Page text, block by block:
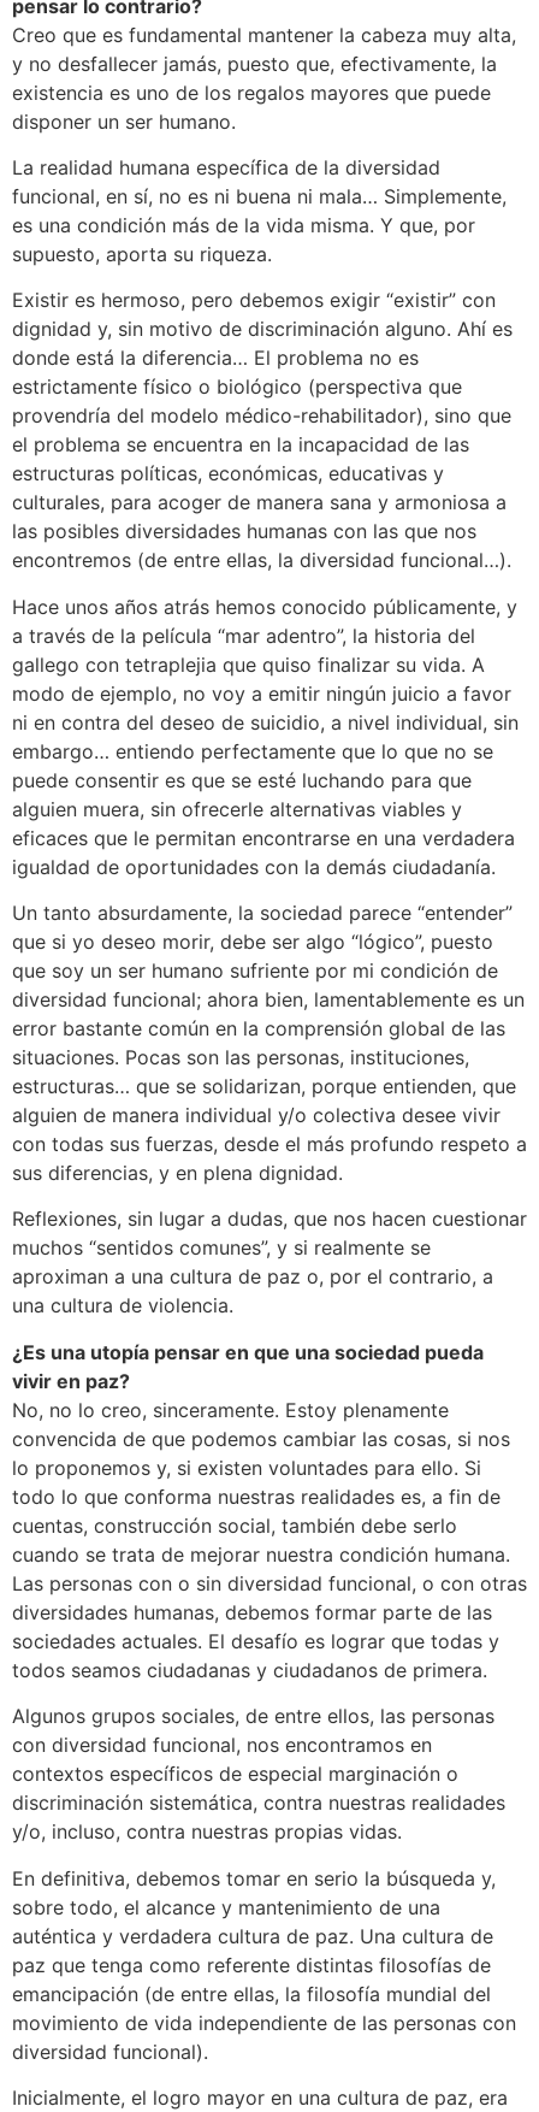
pensar lo contrario?
Creo que es fundamental mantener la cabeza muy alta,
y no desfallecer jamás, puesto que, efectivamente, la
existencia es uno de los regalos mayores que puede
disponer un ser humano.
La realidad humana específica de la diversidad
funcional, en sí, no es ni buena ni mala… Simplemente,
es una condición más de la vida misma. Y que, por
supuesto, aporta su riqueza.
Existir es hermoso, pero debemos exigir “existir” con
dignidad y, sin motivo de discriminación alguno. Ahí es
donde está la diferencia… El problema no es
estrictamente físico o biológico (perspectiva que
provendría del modelo médico-rehabilitador), sino que
el problema se encuentra en la incapacidad de las
estructuras políticas, económicas, educativas y
culturales, para acoger de manera sana y armoniosa a
las posibles diversidades humanas con las que nos
encontremos (de entre ellas, la diversidad funcional…).
Hace unos años atrás hemos conocido públicamente, y
a través de la película “mar adentro”, la historia del
gallego con tetraplejia que quiso finalizar su vida. A
modo de ejemplo, no voy a emitir ningún juicio a favor
ni en contra del deseo de suicidio, a nivel individual, sin
embargo… entiendo perfectamente que lo que no se
puede consentir es que se esté luchando para que
alguien muera, sin ofrecerle alternativas viables y
eficaces que le permitan encontrarse en una verdadera
igualdad de oportunidades con la demás ciudadanía.
Un tanto absurdamente, la sociedad parece “entender”
que si yo deseo morir, debe ser algo “lógico”, puesto
que soy un ser humano sufriente por mi condición de
diversidad funcional; ahora bien, lamentablemente es un
error bastante común en la comprensión global de las
situaciones. Pocas son las personas, instituciones,
estructuras… que se solidarizan, porque entienden, que
alguien de manera individual y/o colectiva desee vivir
con todas sus fuerzas, desde el más profundo respeto a
sus diferencias, y en plena dignidad.
Reflexiones, sin lugar a dudas, que nos hacen cuestionar
muchos “sentidos comunes”, y si realmente se
aproximan a una cultura de paz o, por el contrario, a
una cultura de violencia.
¿Es una utopía pensar en que una sociedad pueda
vivir en paz?
No, no lo creo, sinceramente. Estoy plenamente
convencida de que podemos cambiar las cosas, si nos
lo proponemos y, si existen voluntades para ello. Si
todo lo que conforma nuestras realidades es, a fin de
cuentas, construcción social, también debe serlo
cuando se trata de mejorar nuestra condición humana.
Las personas con o sin diversidad funcional, o con otras
diversidades humanas, debemos formar parte de las
sociedades actuales. El desafío es lograr que todas y
todos seamos ciudadanas y ciudadanos de primera.
Algunos grupos sociales, de entre ellos, las personas
con diversidad funcional, nos encontramos en
contextos específicos de especial marginación o
discriminación sistemática, contra nuestras realidades
y/o, incluso, contra nuestras propias vidas.
En definitiva, debemos tomar en serio la búsqueda y,
sobre todo, el alcance y mantenimiento de una
auténtica y verdadera cultura de paz. Una cultura de
paz que tenga como referente distintas filosofías de
emancipación (de entre ellas, la filosofía mundial del
movimiento de vida independiente de las personas con
diversidad funcional).
Inicialmente, el logro mayor en una cultura de paz, era